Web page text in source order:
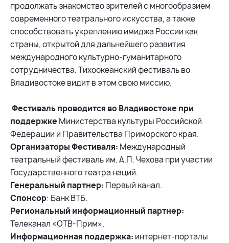
продолжать знакомство зрителей с многообразием
современного театрального искусства, а также
способствовать укреплению имиджа России как
страны, открытой для дальнейшего развития
международного культурно-гуманитарного
сотрудничества. Тихоокеанский фестиваль во
Владивостоке видит в этом свою миссию.
Фестиваль проводится во Владивостоке при
поддержкеМинистерства культуры Российской
Федерации и Правительства Приморского края.
Организаторы Фестиваля: Международный
театральный фестиваль им. А.П. Чехова при участии
Государственного театра наций.
Генеральный партнер: Первый канал.
Спонсор: Банк ВТБ.
Региональный информационный партнер:
Телеканал «ОТВ-Прим».
Информационная поддержка: интернет-порталы